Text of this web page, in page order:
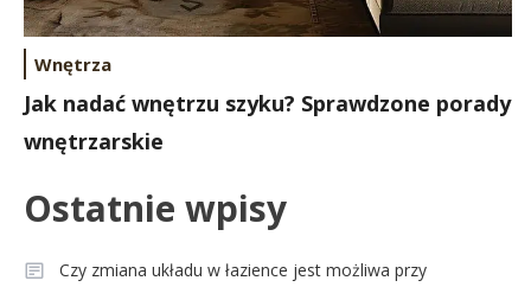
Wnętrza
Jak nadać wnętrzu szyku? Sprawdzone porady
wnętrzarskie
Ostatnie wpisy
Czy zmiana układu w łazience jest możliwa przy